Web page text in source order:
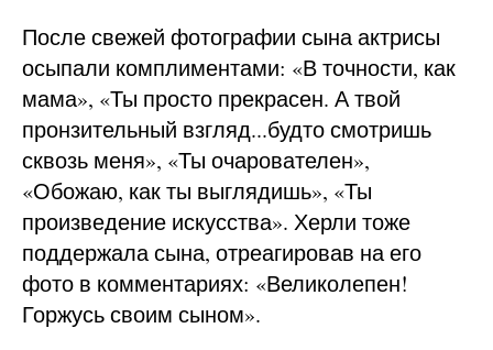
После свежей фотографии сына актрисы
осыпали комплиментами: «В точности, как
мама», «Ты просто прекрасен. А твой
пронзительный взгляд...будто смотришь
сквозь меня», «Ты очарователен»,
«Обожаю, как ты выглядишь», «Ты
произведение искусства». Херли тоже
поддержала сына, отреагировав на его
фото в комментариях: «Великолепен!
Горжусь своим сыном».